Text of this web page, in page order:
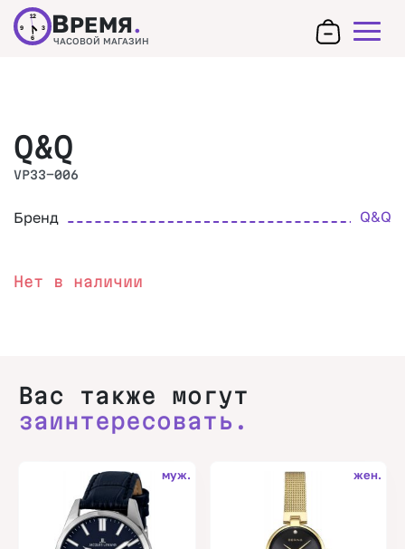
12
3
6
9 ВРЕМЯ.
ЧАСОВОЙ МАГАЗИН
Q&Q
VP33-006
Бренд Q&Q
Нет в наличии
Вас также могут
заинтересовать.
муж. жен.